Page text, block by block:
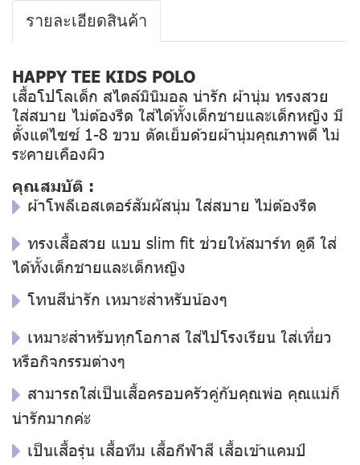
รายละเอียดสินค้า
HAPPY TEE KIDS POLO
เสื้อโปโลเด็ก สไตล์มินิมอล น่ารัก ผ้านุ่ม ทรงสวย
ใส่สบาย ไม่ต้องรีด ใส่ได้ทั้งเด็กชายและเด็กหญิง มี
ตั้งแต่ไซซ์ 1-8 ขวบ ตัดเย็บด้วยผ้านุ่มคุณภาพดี ไม่
ระคายเคืองผิว
คุณสมบัติ :
ผ้าโพลีเอสเตอร์สัมผัสนุ่ม ใส่สบาย ไม่ต้องรีด
ทรงเสื้อสวย แบบ slim fit ช่วยให้สมาร์ท ดูดี ใส่
ได้ทั้งเด็กชายและเด็กหญิง
โทนสีน่ารัก เหมาะสำหรับน้องๆ
เหมาะสำหรับทุกโอกาส ใส่ไปโรงเรียน ใส่เที่ยว
หรือกิจกรรมต่างๆ
สามารถใส่เป็นเสื้อครอบครัวคู่กับคุณพ่อ คุณแม่ก็
น่ารักมากค่ะ
เป็นเสื้อรุ่น เสื้อทีม เสื้อกีฬาสี เสื้อเข้าแคมป์